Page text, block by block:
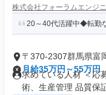
株式会社フォーラムエンジ
20～40代活躍中◆転勤
〒370-2307群馬県富
月給35万円～55万円
求めている人材 ＜応
術、生産管理 品質保